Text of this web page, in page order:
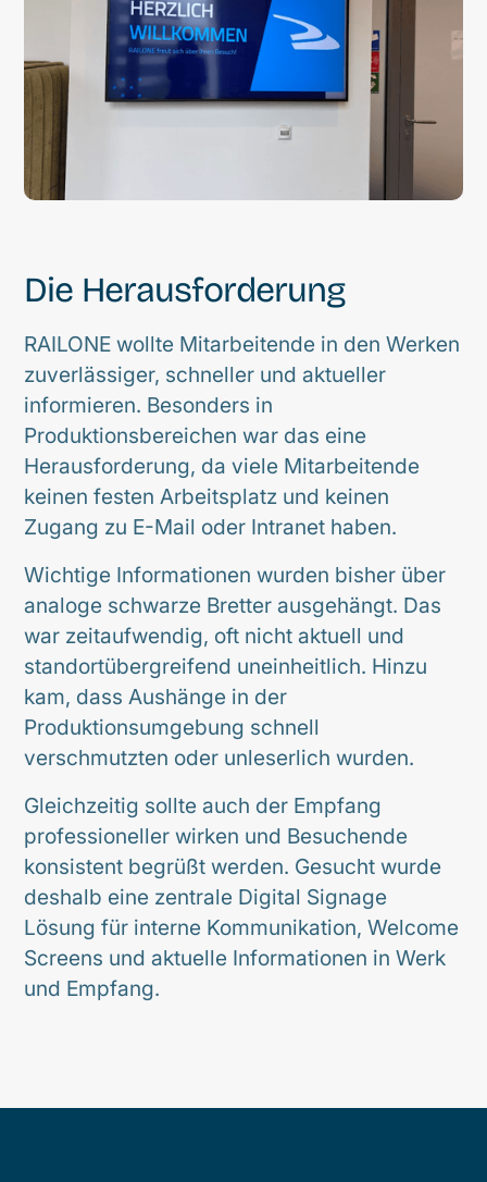
Die Herausforderung
RAILONE wollte Mitarbeitende in den Werken
zuverlässiger, schneller und aktueller
informieren. Besonders in
Produktionsbereichen war das eine
Herausforderung, da viele Mitarbeitende
keinen festen Arbeitsplatz und keinen
Zugang zu E-Mail oder Intranet haben.
Wichtige Informationen wurden bisher über
analoge schwarze Bretter ausgehängt. Das
war zeitaufwendig, oft nicht aktuell und
standortübergreifend uneinheitlich. Hinzu
kam, dass Aushänge in der
Produktionsumgebung schnell
verschmutzten oder unleserlich wurden.
Gleichzeitig sollte auch der Empfang
professioneller wirken und Besuchende
konsistent begrüßt werden. Gesucht wurde
deshalb eine zentrale Digital Signage
Lösung für interne Kommunikation, Welcome
Screens und aktuelle Informationen in Werk
und Empfang.